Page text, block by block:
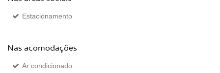
Estacionamento
Nas acomodações
Ar condicionado